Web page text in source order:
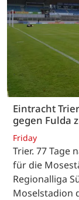
Eintracht
gegen Fulda
Friday
Trier. 77 Tage
für die
Regionalliga
Moselstadion